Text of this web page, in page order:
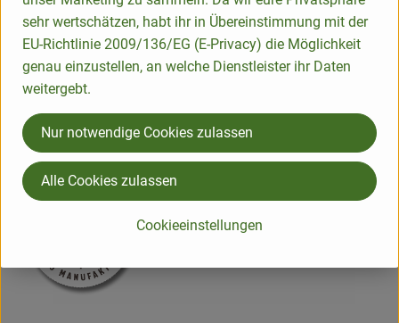
Herkunft
Hersteller: naturkorn mühle Werz
Naturkornmühle Werz
sehr wertschätzen, habt ihr in Übereinstimmung mit der
EU-Richtlinie 2009/136/EG (E-Privacy) die Möglichkeit
genau einzustellen, an welche Dienstleister ihr Daten
weitergebt.
Cookieeinstellungen
Nur notwendige Cookies zulassen
Alle Cookies zulassen